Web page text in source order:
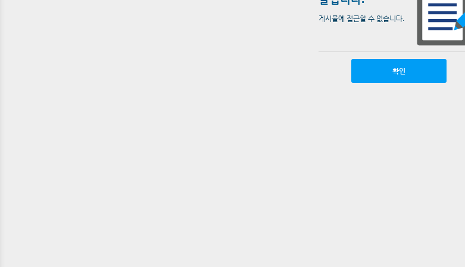
게시물에 접근할 수 없습니다.